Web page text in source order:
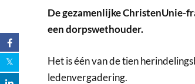
De gezamenlijke ChristenUnie-
een dorpswethouder.
Het is één van de tien
ledenvergadering.